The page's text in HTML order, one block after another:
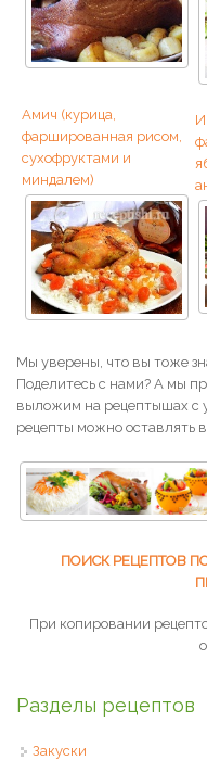
Амич (курица,
фаршированная рисом,
сухофруктами и
миндалем)
Мы уверены, что вы тоже
Поделитесь с нами? А мы
выложим на рецептышах с
рецепты можно оставлять
ПОИСК РЕЦЕПТОВ
При копировании
Разделы рецептов
Закуски